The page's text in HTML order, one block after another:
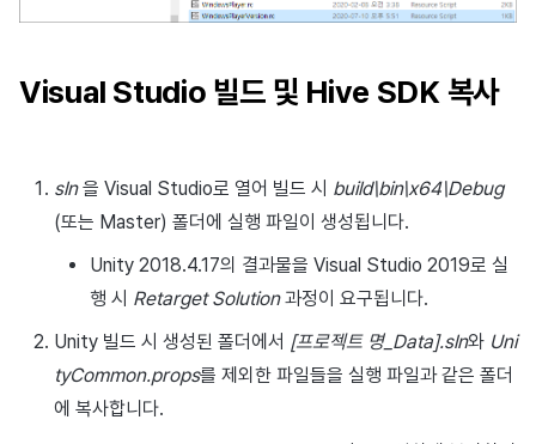
Visual Studio 빌드 및 Hive SDK 복사
sln을 Visual Studio로 열어 빌드 시 build\bin\x64\Debug
(또는 Master) 폴더에 실행 파일이 생성됩니다.
Unity 2018.4.17의 결과물을 Visual Studio 2019로 실
행 시 Retarget Solution과정이 요구됩니다.
Unity 빌드 시 생성된 폴더에서 [프로젝트 명_Data].sln와 Uni
tyCommon.props를 제외한 파일들을 실행 파일과 같은 폴더
에 복사합니다.